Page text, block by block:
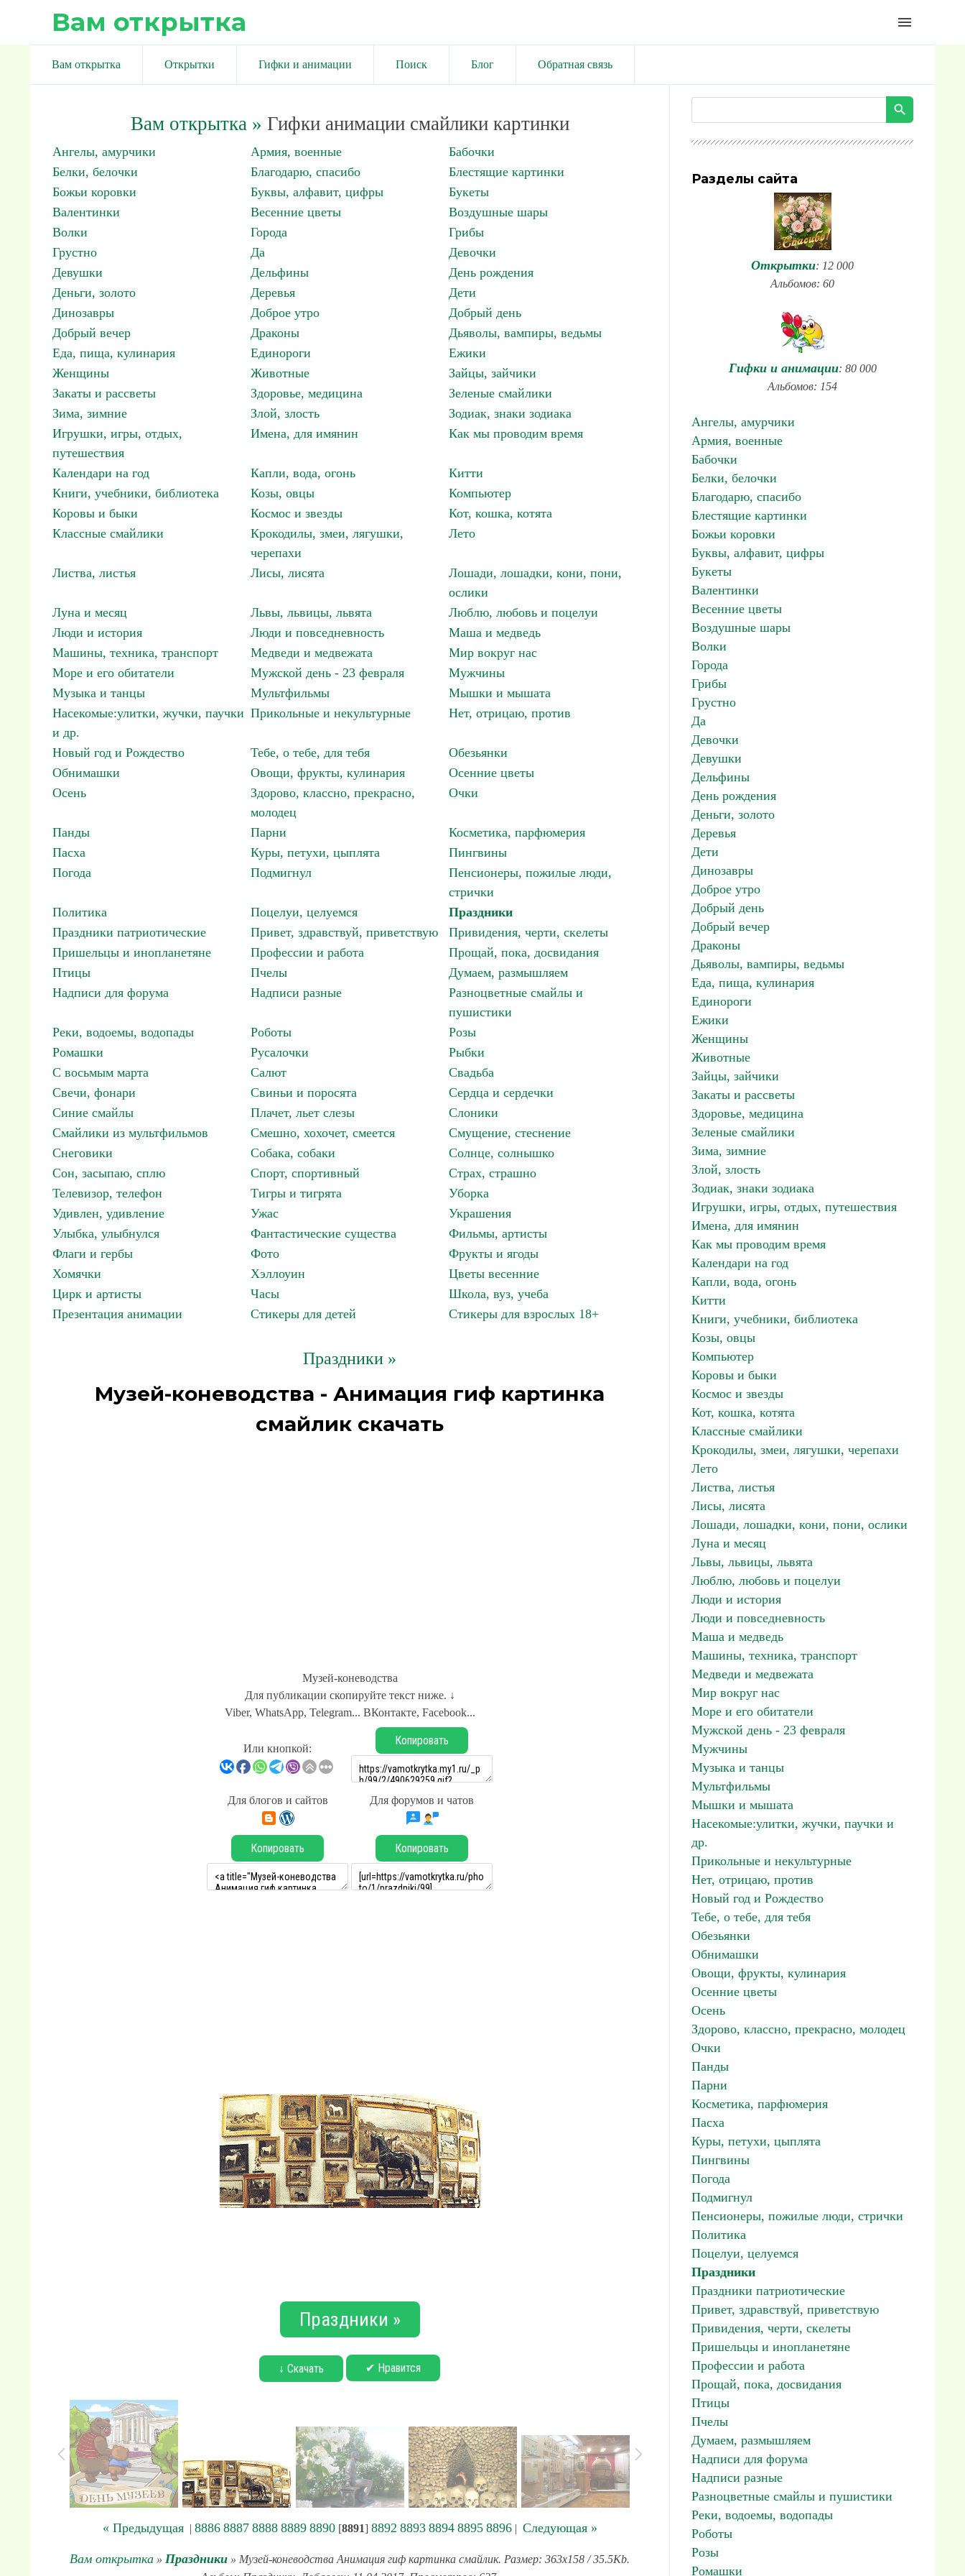
Вам открытка menu
Вам открытка Открытки Гифки и анимации Поиск Блог Обратная связь
Вам открытка» Гифки анимации смайлики картинки
Ангелы, амурчики Армия, военные
Бабочки
Белки, белочки
Благодарю, спасибо
Блестящие картинки
Божьи коровки
Буквы, алфавит, цифры
Букеты
Валентинки
Весенние цветы
Воздушные шары
Волки
Города
Грибы
Грустно
Да
Девочки
Девушки
Дельфины
День рождения
Деньги, золото
Деревья
Дети
Динозавры
Доброе утро
Добрый день
Добрый вечер
Драконы
Дьяволы, вампиры, ведьмы
Еда, пища, кулинария
Единороги
Ежики
Женщины
Животные
Зайцы, зайчики
Закаты и рассветы
Здоровье, медицина
Зеленые смайлики
Зима, зимние
Злой, злость
Зодиак, знаки зодиака
Игрушки, игры, отдых,
путешествия
Имена, для имянин Как мы проводим время
Календари на год Капли, вода, огонь
Китти
Книги, учебники, библиотека
Козы, овцы
Компьютер
Коровы и быки
Космос и звезды
Кот, кошка, котята
Классные смайлики
Крокодилы, змеи, лягушки,
черепахи
Лето
Листва, листья Лисы, лисята
Лошади, лошадки, кони, пони,
ослики
Луна и месяц
Львы, львицы, львята
Люблю, любовь и поцелуи
Люди и история
Люди и повседневность
Маша и медведь
Машины, техника, транспорт
Медведи и медвежата
Мир вокруг нас
Море и его обитатели
Мужской день - 23 февраля
Мужчины
Музыка и танцы
Мультфильмы
Мышки и мышата
Насекомые:улитки, жучки, паучки
и др.
Прикольные и некультурные Нет, отрицаю, против
Новый год и Рождество Тебе, о тебе, для тебя
Обезьянки
Обнимашки
Овощи, фрукты, кулинария
Осенние цветы
Осень
Здорово, классно, прекрасно,
молодец
Очки
Панды Парни
Косметика, парфюмерия
Пасха
Куры, петухи, цыплята
Пингвины
Погода
Подмигнул
Пенсионеры, пожилые люди,
стрички
Политика
Поцелуи, целуемся
Праздники
Праздники патриотические
Привет, здравствуй, приветствую
Привидения, черти, скелеты
Пришельцы и инопланетяне
Профессии и работа
Прощай, пока, досвидания
Птицы
Пчелы
Думаем, размышляем
Надписи для форума
Надписи разные
Разноцветные смайлы и
пушистики
Реки, водоемы, водопады
Роботы
Розы
Ромашки
Русалочки
Рыбки
С восьмым марта
Салют
Свадьба
Свечи, фонари
Свиньи и поросята
Сердца и сердечки
Синие смайлы
Плачет, льет слезы
Слоники
Смайлики из мультфильмов
Смешно, хохочет, смеется
Смущение, стеснение
Снеговики
Собака, собаки
Солнце, солнышко
Сон, засыпаю, сплю
Спорт, спортивный
Страх, страшно
Телевизор, телефон
Тигры и тигрята
Уборка
Удивлен, удивление
Ужас
Украшения
Улыбка, улыбнулся
Фантастические существа
Фильмы, артисты
Флаги и гербы
Фото
Фрукты и ягоды
Хомячки
Хэллоуин
Цветы весенние
Цирк и артисты
Часы
Школа, вуз, учеба
Презентация анимации
Стикеры для детей Стикеры для взрослых 18+
Праздники »
Музей-коневодства - Анимация гиф картинка
смайлик скачать
Музей-коневодства
Для публикации скопируйте текст ниже. ↓
Viber, WhatsApp, Telegram... ВКонтакте, Facebook...
Или кнопкой:
Копировать
Для блогов и сайтов Для форумов и чатов
Копировать Копировать
Праздники »
↓ Скачать ✔ Нравится
« Предыдущая| 8886 8887 8888 8889 8890[8891] 8892 8893 8894 8895 8896| Следующая »
Вам открытка » Праздники » Музей-коневодства Анимация гиф картинка смайлик. Размер: 363x158 / 35.5Kb.
Разделы сайта
Открытки: 12 000
Альбомов: 60
Гифки и анимации: 80 000
Альбомов: 154
Ангелы, амурчики
Армия, военные
Бабочки
Белки, белочки
Благодарю, спасибо
Блестящие картинки
Божьи коровки
Буквы, алфавит, цифры
Букеты
Валентинки
Весенние цветы
Воздушные шары
Волки
Города
Грибы
Грустно
Да
Девочки
Девушки
Дельфины
День рождения
Деньги, золото
Деревья
Дети
Динозавры
Доброе утро
Добрый день
Добрый вечер
Драконы
Дьяволы, вампиры, ведьмы
Еда, пища, кулинария
Единороги
Ежики
Женщины
Животные
Зайцы, зайчики
Закаты и рассветы
Здоровье, медицина
Зеленые смайлики
Зима, зимние
Злой, злость
Зодиак, знаки зодиака
Игрушки, игры, отдых, путешествия
Имена, для имянин
Как мы проводим время
Календари на год
Капли, вода, огонь
Китти
Книги, учебники, библиотека
Козы, овцы
Компьютер
Коровы и быки
Космос и звезды
Кот, кошка, котята
Классные смайлики
Крокодилы, змеи, лягушки, черепахи
Лето
Листва, листья
Лисы, лисята
Лошади, лошадки, кони, пони, ослики
Луна и месяц
Львы, львицы, львята
Люблю, любовь и поцелуи
Люди и история
Люди и повседневность
Маша и медведь
Машины, техника, транспорт
Медведи и медвежата
Мир вокруг нас
Море и его обитатели
Мужской день - 23 февраля
Мужчины
Музыка и танцы
Мультфильмы
Мышки и мышата
Насекомые:улитки, жучки, паучки и
др.
Прикольные и некультурные
Нет, отрицаю, против
Новый год и Рождество
Тебе, о тебе, для тебя
Обезьянки
Обнимашки
Овощи, фрукты, кулинария
Осенние цветы
Осень
Здорово, классно, прекрасно, молодец
Очки
Панды
Парни
Косметика, парфюмерия
Пасха
Куры, петухи, цыплята
Пингвины
Погода
Подмигнул
Пенсионеры, пожилые люди, стрички
Политика
Поцелуи, целуемся
Праздники
Праздники патриотические
Привет, здравствуй, приветствую
Привидения, черти, скелеты
Пришельцы и инопланетяне
Профессии и работа
Прощай, пока, досвидания
Птицы
Пчелы
Думаем, размышляем
Надписи для форума
Надписи разные
Разноцветные смайлы и пушистики
Реки, водоемы, водопады
Роботы
Розы
Ромашки